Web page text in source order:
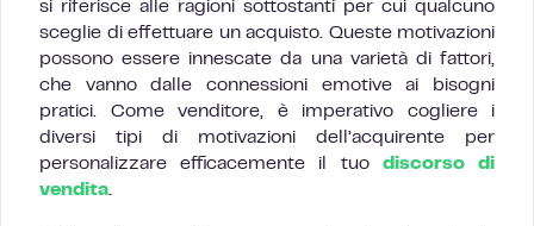
si riferisce alle ragioni sottostanti per cui qualcuno
sceglie di effettuare un acquisto. Queste motivazioni
possono essere innescate da una varietà di fattori,
che vanno dalle connessioni emotive ai bisogni
pratici. Come venditore, è imperativo cogliere i
diversi tipi di motivazioni dell’acquirente per
personalizzare efficacemente il tuo discorso di
vendita.